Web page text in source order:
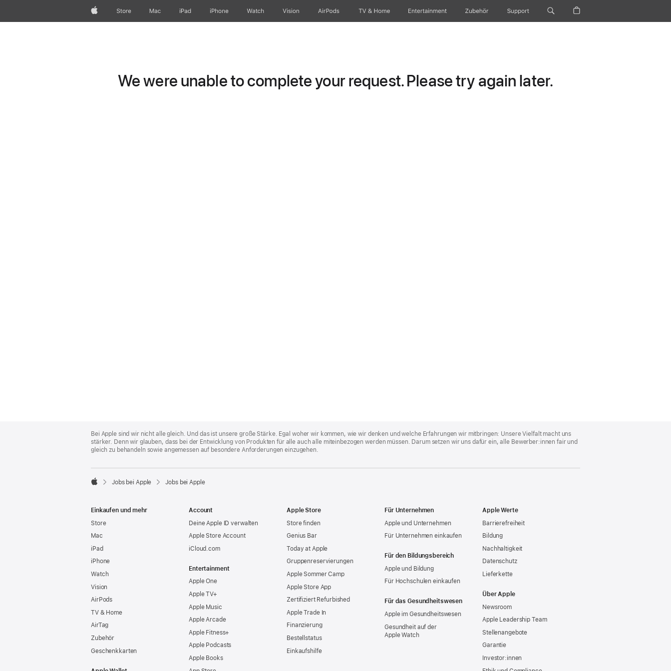
AppleStore Mac iPad iPhone Watch Vision AirPods TV & Home Entertainment Zubehör Support
We were unable to complete your request. Please try again later.
Footer
Bei Apple sind wir nicht alle gleich. Und das ist unsere große Stärke. Egal woher wir kommen, wie wir denken und welche Erfahrungen wir mitbringen: Unsere Vielfalt macht uns
stärker. Denn wir glauben, dass bei der Entwicklung von Produkten für alle auch alle miteinbezogen werden müssen. Darum setzen wir uns dafür ein, alle Bewerber:innen fair und
gleich zu behandeln sowie angemessen auf besondere Anforderungen einzugehen.

Jobs bei Apple Jobs bei Apple
Einkaufen und mehr
Store
Mac
iPad
iPhone
Watch
Vision
AirPods
TV & Home
AirTag
Zubehör
Geschenkkarten
Account
Deine Apple ID verwalten
Apple Store Account
iCloud.com
Entertainment
Apple One
Apple TV+
Apple Music
Apple Arcade
Apple Fitness+
Apple Podcasts
Apple Books
Apple Store
Store finden
Genius Bar
Today at Apple
Gruppen­reservierungen
Apple Sommer Camp
Apple Store App
Zertifiziert Refurbished
Apple Trade In
Finanzierung
Bestellstatus
Einkaufshilfe
Für Unternehmen
Apple und Unternehmen
Für Unternehmen einkaufen
Für den Bildungsbereich
Apple und Bildung
Für Hochschulen einkaufen
Für das Gesundheitswesen
Apple im Gesundheitswesen
Gesundheit auf der
Apple Watch
Apple Werte
Barrierefreiheit
Bildung
Nachhaltigkeit
Datenschutz
Lieferkette
Über Apple
Newsroom
Apple Leadership Team
Stellenangebote
Garantie
Investor:innen